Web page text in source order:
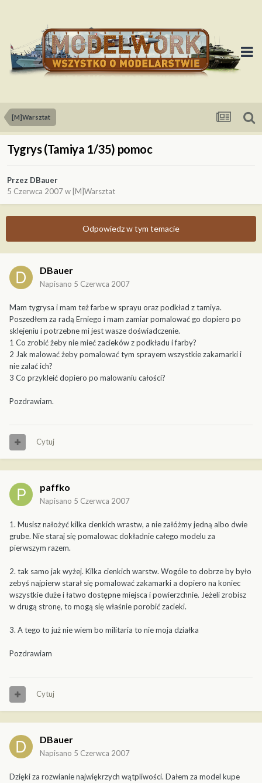
[M]Warsztat
Tygrys (Tamiya 1/35) pomoc
Przez DBauer
5 Czerwca 2007w [M]Warsztat
Odpowiedz w tym temacie
DBauer
Napisano 5 Czerwca 2007
Mam tygrysa i mam też farbe w sprayu oraz podkład z tamiya.
Poszedłem za radą Erniego i mam zamiar pomalować go dopiero po
sklejeniu i potrzebne mi jest wasze doświadczenie.
1 Co zrobić żeby nie mieć zacieków z podkładu i farby?
2 Jak malować żeby pomalować tym sprayem wszystkie zakamarki i
nie zalać ich?
3 Co przykleić dopiero po malowaniu całości?
Pozdrawiam.
Cytuj
paffko
Napisano 5 Czerwca 2007
1. Musisz nałożyć kilka cienkich wrastw, a nie załóżmy jedną albo dwie
grube. Nie staraj się pomalowac dokładnie całego modelu za
pierwszym razem.
2. tak samo jak wyżej. Kilka cienkich warstw. Wogóle to dobrze by było
zebyś najpierw starał się pomalować zakamarki a dopiero na koniec
wszystkie duże i łatwo dostępne miejsca i powierzchnie. Jeżeli zrobisz
w drugą stronę, to mogą się właśnie porobić zacieki.
3. A tego to już nie wiem bo militaria to nie moja działka
Pozdrawiam
Cytuj
DBauer
Napisano 5 Czerwca 2007
Dzięki za rozwianie najwiękrzych wątpliwości. Dałem za model kupe